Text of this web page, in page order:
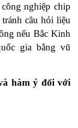
nghiệp chip
câu hỏi liệu
nếu Bắc Kinh
gia bằng vũ
hàm ý đối với